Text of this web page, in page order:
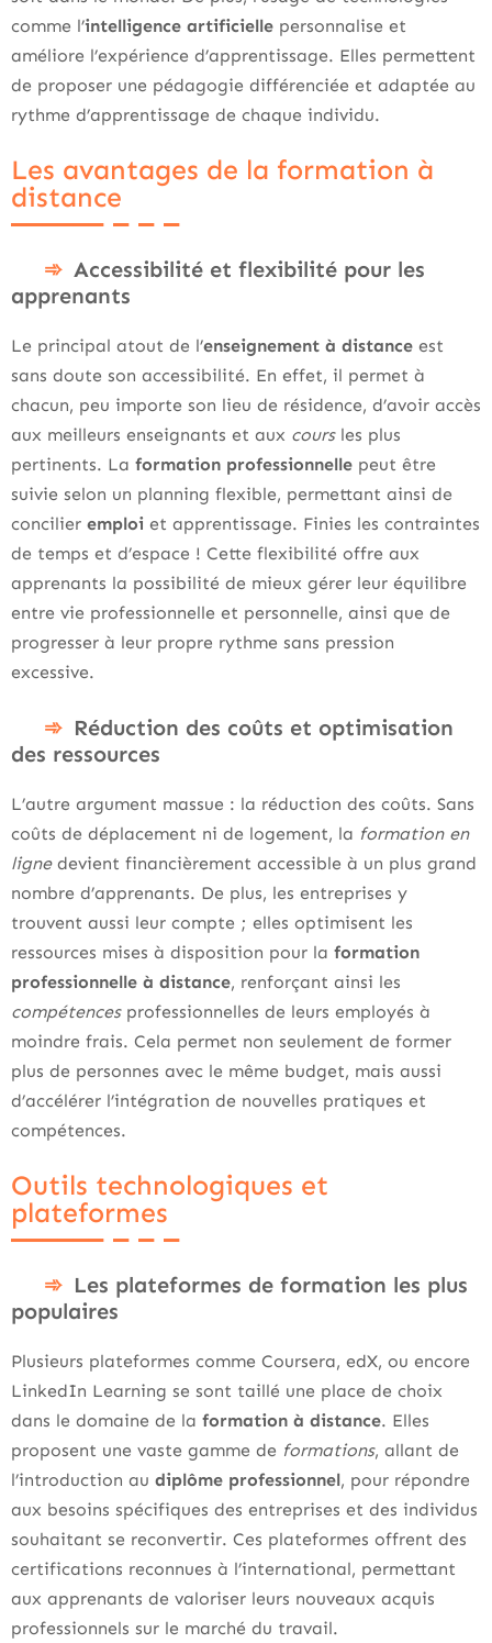
comme l’intelligence artificielle personnalise et
améliore l’expérience d’apprentissage. Elles permettent
de proposer une pédagogie différenciée et adaptée au
rythme d’apprentissage de chaque individu.
Les avantages de la formation à
distance
Accessibilité et flexibilité pour les
apprenants
Le principal atout de l’enseignement à distance est
sans doute son accessibilité. En effet, il permet à
chacun, peu importe son lieu de résidence, d’avoir accès
aux meilleurs enseignants et aux coursles plus
pertinents. La formation professionnelle peut être
suivie selon un planning flexible, permettant ainsi de
concilier emploi et apprentissage. Finies les contraintes
de temps et d’espace ! Cette flexibilité offre aux
apprenants la possibilité de mieux gérer leur équilibre
entre vie professionnelle et personnelle, ainsi que de
progresser à leur propre rythme sans pression
excessive.
Réduction des coûts et optimisation
des ressources
L’autre argument massue : la réduction des coûts. Sans
coûts de déplacement ni de logement, la formation en
lignedevient financièrement accessible à un plus grand
nombre d’apprenants. De plus, les entreprises y
trouvent aussi leur compte ; elles optimisent les
ressources mises à disposition pour la formation
professionnelle à distance, renforçant ainsi les
compétencesprofessionnelles de leurs employés à
moindre frais. Cela permet non seulement de former
plus de personnes avec le même budget, mais aussi
d’accélérer l’intégration de nouvelles pratiques et
compétences.
Outils technologiques et
plateformes
Les plateformes de formation les plus
populaires
Plusieurs plateformes comme Coursera, edX, ou encore
LinkedIn Learning se sont taillé une place de choix
dans le domaine de la formation à distance. Elles
proposent une vaste gamme de formations, allant de
l’introduction au diplôme professionnel, pour répondre
aux besoins spécifiques des entreprises et des individus
souhaitant se reconvertir. Ces plateformes offrent des
certifications reconnues à l’international, permettant
aux apprenants de valoriser leurs nouveaux acquis
professionnels sur le marché du travail.